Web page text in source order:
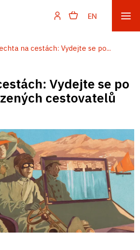
EN
na cestách: Vydejte se po...
Vydejte se po
cestovatelů